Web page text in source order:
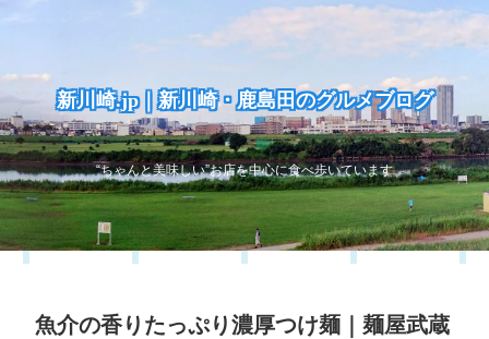
新川崎.jp｜新川崎・鹿島田のグルメブログ
“ちゃんと美味しい”お店を中心に食べ歩いています
魚介の香りたっぷり濃厚つけ麺｜麺屋武蔵